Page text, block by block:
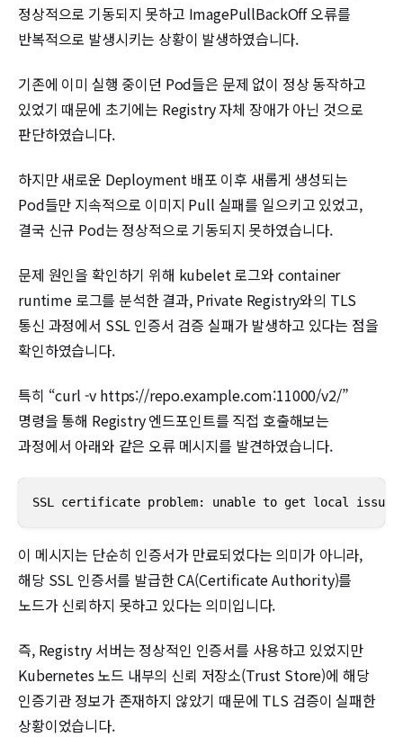
정상적으로 기동되지 못하고 ImagePullBackOff 오류를
반복적으로 발생시키는 상황이 발생하였습니다.
기존에 이미 실행 중이던 Pod들은 문제 없이 정상 동작하고
있었기 때문에 초기에는 Registry 자체 장애가 아닌 것으로
판단하였습니다.
하지만 새로운 Deployment 배포 이후 새롭게 생성되는
Pod들만 지속적으로 이미지 Pull 실패를 일으키고 있었고,
결국 신규 Pod는 정상적으로 기동되지 못하였습니다.
문제 원인을 확인하기 위해 kubelet 로그와 container
runtime 로그를 분석한 결과, Private Registry와의 TLS
통신 과정에서 SSL 인증서 검증 실패가 발생하고 있다는 점을
확인하였습니다.
특히 “curl -v https://repo.example.com:11000/v2/”
명령을 통해 Registry 엔드포인트를 직접 호출해보는
과정에서 아래와 같은 오류 메시지를 발견하였습니다.
SSL certificate problem: unable to get local
이 메시지는 단순히 인증서가 만료되었다는 의미가 아니라,
해당 SSL 인증서를 발급한 CA(Certificate Authority)를
노드가 신뢰하지 못하고 있다는 의미입니다.
즉, Registry 서버는 정상적인 인증서를 사용하고 있었지만
Kubernetes 노드 내부의 신뢰 저장소(Trust Store)에 해당
인증기관 정보가 존재하지 않았기 때문에 TLS 검증이 실패한
상황이었습니다.